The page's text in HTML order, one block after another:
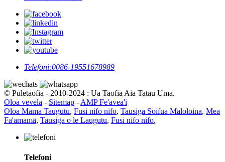
Telefoni:0086-19551678989
© Puletaofia - 2010-2024 : Ua Taofia Aia Tatau Uma.
Oloa vevela - Sitemap - AMP Fe'avea'i
Oloa Mama Taugutu, Fusi nifo nifo, Tausiga Soifua Maloloina, Mea
Fa'amamā, Tausiga o le Laugutu, Fusi nifo nifo,
Telefoni